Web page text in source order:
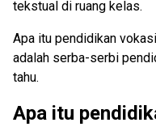
tekstual di ruang kelas.
Apa itu pendidikan
adalah serba-serbi
tahu.
Apa itu